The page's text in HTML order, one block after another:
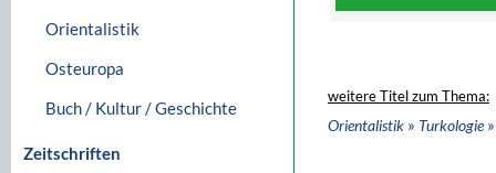
Orientalistik
Osteuropa
Buch / Kultur / Geschichte
Zeitschriften
weitere Titel zum Thema:
Orientalistik » Turkologie